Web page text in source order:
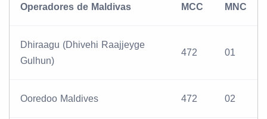
Operadores de Maldivas MCC MNC
Dhiraagu (Dhivehi Raajjeyge
Gulhun)
472 01
Ooredoo Maldives 472 02